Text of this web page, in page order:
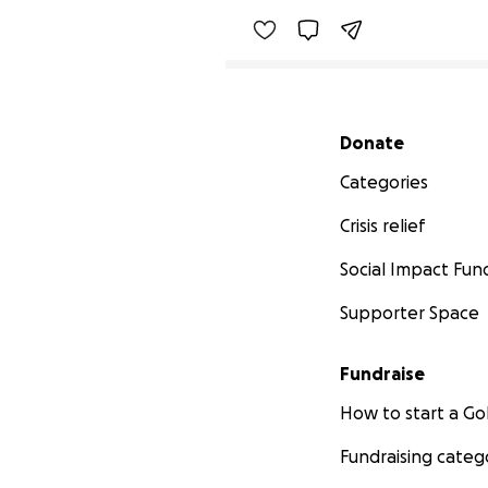
Secondary menu
Donate
Categories
Crisis relief
Social Impact
Supporter Space
Fundraise
How to start a
Fundraising